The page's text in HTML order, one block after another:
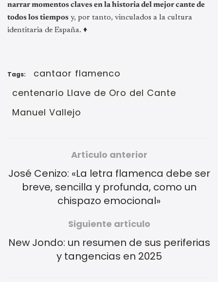
narrar momentos claves en la historia del mejor cante de
todos los tiempos y, por tanto, vinculados a la cultura
identitaria de España. ♦
Tags:
cantaor flamenco
centenario Llave de Oro del Cante
Manuel Vallejo
Artículo anterior
José Cenizo: «La letra flamenca debe ser
breve, sencilla y profunda, como un
chispazo emocional»
Siguiente artículo
New Jondo: un resumen de sus periferias
y tangencias en 2025